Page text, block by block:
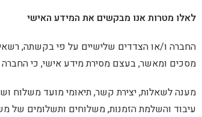
לאלו מטרות אנו מבקשים את המידע האישי
החברה ו/או הצדדים שלישיים על פי בקשתה,
מסכים ומאשר, בעצם מסירת מידע אישי, כי
מענה לשאלות, יצירת קשר, תיאומי מועד משלוח
עיבוד והשלמת הזמנות, משלוחים ותשלומים של